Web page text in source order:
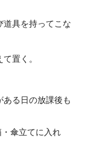
道具を持ってこな
置く。
る日の放課後も
傘立てに入れ